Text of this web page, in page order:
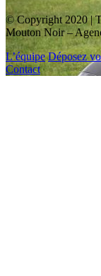
© Copyright 2020 |
Mouton Noir –
L’équipe Déposez
Contact